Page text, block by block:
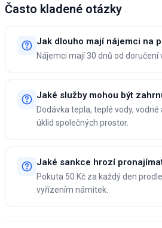
Často kladené otázky
Jak dlouho mají nájemci na
Nájemci mají 30 dnů od doručení
Jaké služby mohou být
Dodávka tepla, teplé vody,
úklid společných prostor.
Jaké sankce hrozí
Pokuta 50 Kč za každý den
vyřízením námitek.